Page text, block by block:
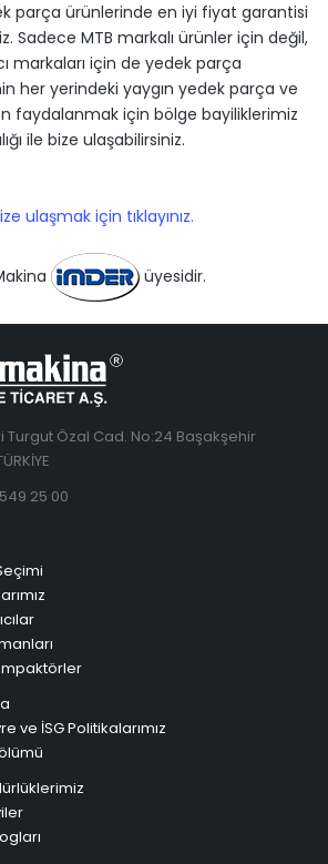
parça ürünlerinde en iyi fiyat garantisi
Sadece MTB markalı ürünler için değil,
markaları için de yedek parça
her yerindeki yaygın yedek parça ve
faydalanmak için bölge bayiliklerimiz
ile bize ulaşabilirsiniz.
ulaşmak için tıklayınız.
üyesidir.
Turgut Özal Cad. No:24 Başakşehir
25 00
ve İSG Politikalarımız